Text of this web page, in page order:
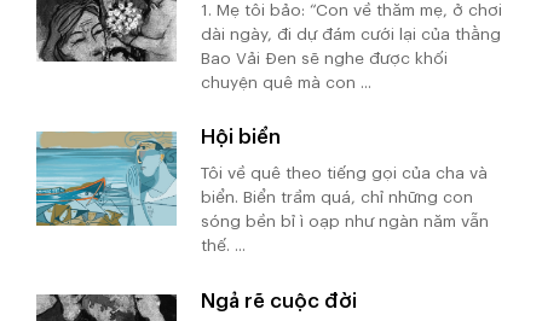
1. Mẹ tôi bảo: “Con về thăm mẹ, ở chơi
dài ngày, đi dự đám cưới lại của thằng
Bao Vải Đen sẽ nghe được khối
chuyện quê mà con ...
Hội biển
Tôi về quê theo tiếng gọi của cha và
biển. Biển trầm quá, chỉ những con
sóng bền bỉ ì oạp như ngàn năm vẫn
thế. ...
Ngả rẽ cuộc đời